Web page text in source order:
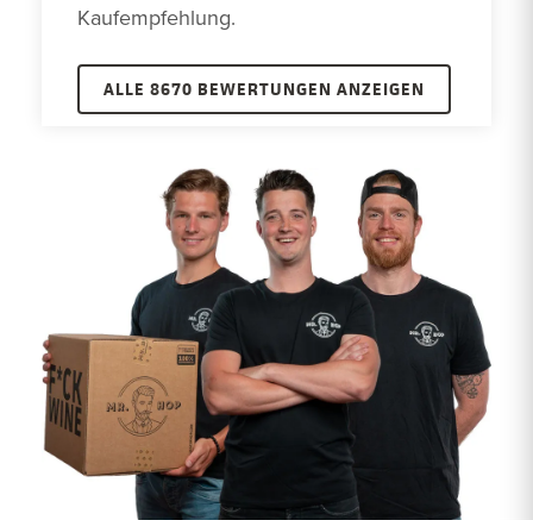
Kaufempfehlung.
ALLE 8670 BEWERTUNGEN ANZEIGEN